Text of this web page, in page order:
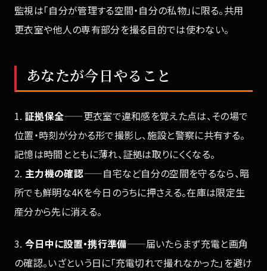
監視は「自分が管理する空間・自分の私物」に限る。共用
更衣室や他人の専有部分を撮る目的では使わない。
あなたが今日やること
1. 証拠保全——更衣室で違和感を覚えた点は、その場で
位置・時刻が分かる形で撮影し、施設と警察に共有する。
記憶は時間とともに薄れ、証拠は取りにくくなる。
2. 主力機の確認——自宅など自分の空間を守るなら、暗
所でも鮮明な4Kを今日のうちに押さえる。在庫は限定生
産分から先に消える。
3. 今日中に設置・携行準備——届いたらまず充電と画角
の確認。いざという日に「充電切れで撮れなかった」を避け